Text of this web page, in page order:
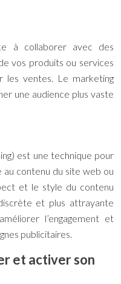
à collaborer avec des
vos produits ou services
les ventes. Le marketing
une audience plus vaste
est une technique pour
contenu du site web ou
et le style du contenu
et plus attrayante
l’engagement et
publicitaires.
et activer son